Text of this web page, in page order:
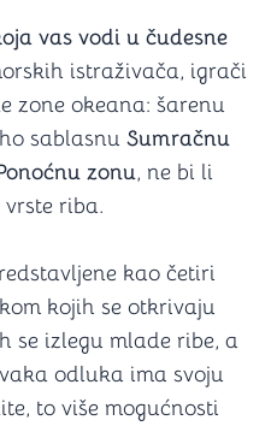
vas vodi u čudesne
istraživača, igrači
zone okeana: šarenu
sablasnu Sumračnu
zonu, ne bi li
riba.
kao četiri
kojih se otkrivaju
se izlegu mlade ribe, a
odluka ima svoju
to više mogućnosti